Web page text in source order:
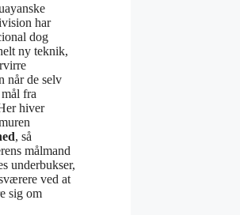
har
dog
ny teknik,
når de selv
fra
hiver
, så
målmand
underbukser,
ved at
sig om